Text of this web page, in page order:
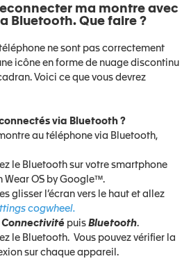
ma montre avec
Bluetooth. Que faire ?
ne sont pas correctement
icône en forme de nuage discontinu
Voici ce que vous devrez
via Bluetooth ?
au téléphone via Bluetooth,
le Bluetooth sur votre smartphone
Wear OS by Google™.
glisser l’écran vers le haut et allez
.
Connectivité puis Bluetooth.
le Bluetooth. Vous pouvez vérifier la
sur chaque appareil.